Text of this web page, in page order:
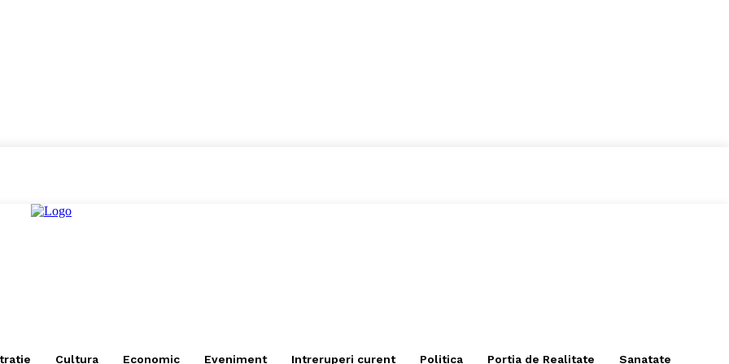
Cultura Economic Eveniment Intreruperi curent Politica Portia de Realitate Sanatate